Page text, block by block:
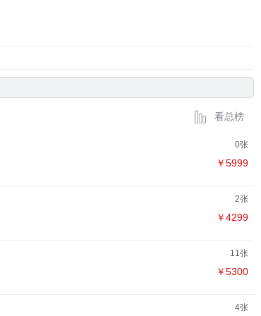
看总榜
0张
￥5999
2张
￥4299
11张
￥5300
4张